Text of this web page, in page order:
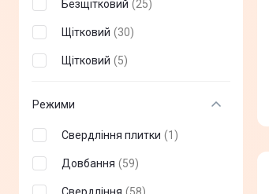
Безщітковий (25)
Щітковий (30)
Щітковий (5)
Режими
Свердління плитки (1 )
Довбання (59)